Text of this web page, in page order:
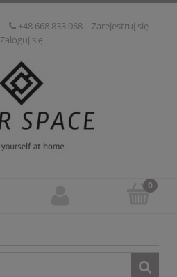
+48 668 833 068
Zarejestruj się
Zaloguj się